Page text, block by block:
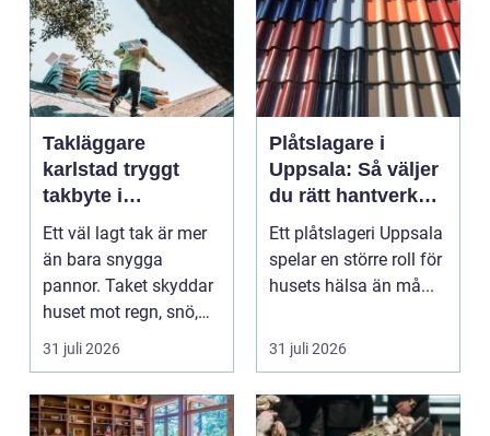
Takläggare
karlstad tryggt
takbyte i
värmländskt klimat
Ett väl lagt tak är mer
än bara snygga
pannor. Taket skyddar
huset mot regn, snö,
blåst och stark vå...
31 juli 2026
Plåtslagare i
Uppsala: Så väljer
du rätt hantverkare
för tak och fasad
Ett plåtslageri Uppsala
spelar en större roll för
husets hälsa än må...
31 juli 2026